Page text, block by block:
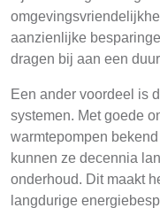
aanzienlijke
dragen bij aan een
Een ander voordeel is
systemen. Met goede
warmtepompen
kunnen ze decennia
onderhoud. Dit maakt
langdurige